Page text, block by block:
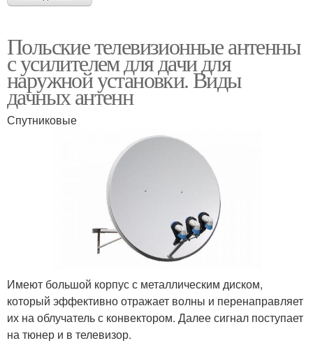
Польские телевизионные антенны
с усилителем для дачи для
наружной установки. Виды
дачных антенн
Спутниковые
Имеют большой корпус с металлическим диском,
который эффективно отражает волны и перенаправляет
их на облучатель с конвектором. Далее сигнал поступает
на тюнер и в телевизор.